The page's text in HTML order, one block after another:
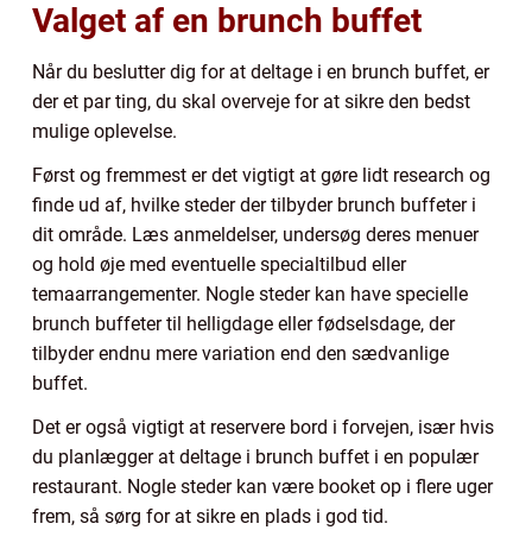
Valget af en brunch buffet
Når du beslutter dig for at deltage i en brunch buffet, er
der et par ting, du skal overveje for at sikre den bedst
mulige oplevelse.
Først og fremmest er det vigtigt at gøre lidt research og
finde ud af, hvilke steder der tilbyder brunch buffeter i
dit område. Læs anmeldelser, undersøg deres menuer
og hold øje med eventuelle specialtilbud eller
temaarrangementer. Nogle steder kan have specielle
brunch buffeter til helligdage eller fødselsdage, der
tilbyder endnu mere variation end den sædvanlige
buffet.
Det er også vigtigt at reservere bord i forvejen, især hvis
du planlægger at deltage i brunch buffet i en populær
restaurant. Nogle steder kan være booket op i flere uger
frem, så sørg for at sikre en plads i god tid.